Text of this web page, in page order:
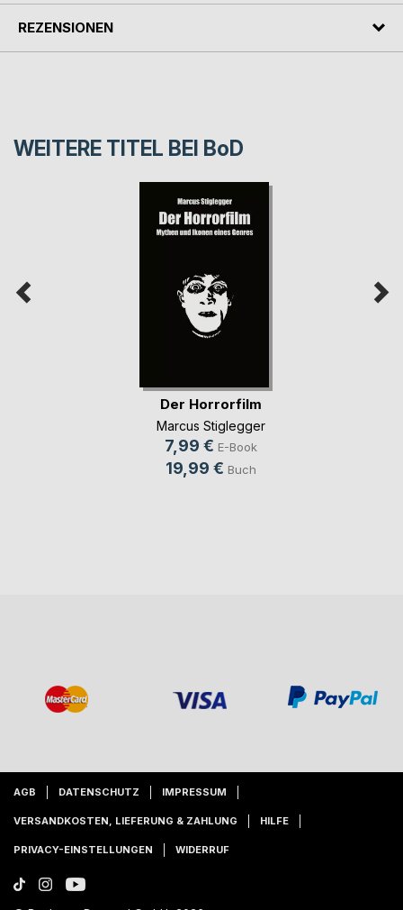
REZENSIONEN
WEITERE TITEL BEI BoD
Der Horrorfilm
Marcus Stiglegger
7,99 € E-Book
19,99 € Buch
AGB DATENSCHUTZ IMPRESSUM
VERSANDKOSTEN, LIEFERUNG & ZAHLUNG HILFE
PRIVACY-EINSTELLUNGEN WIDERRUF